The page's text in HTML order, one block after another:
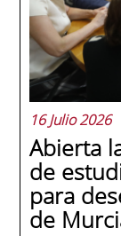
Ricardo
Generac
y antiguo
16 Julio 2026
Abierta
de
para
de